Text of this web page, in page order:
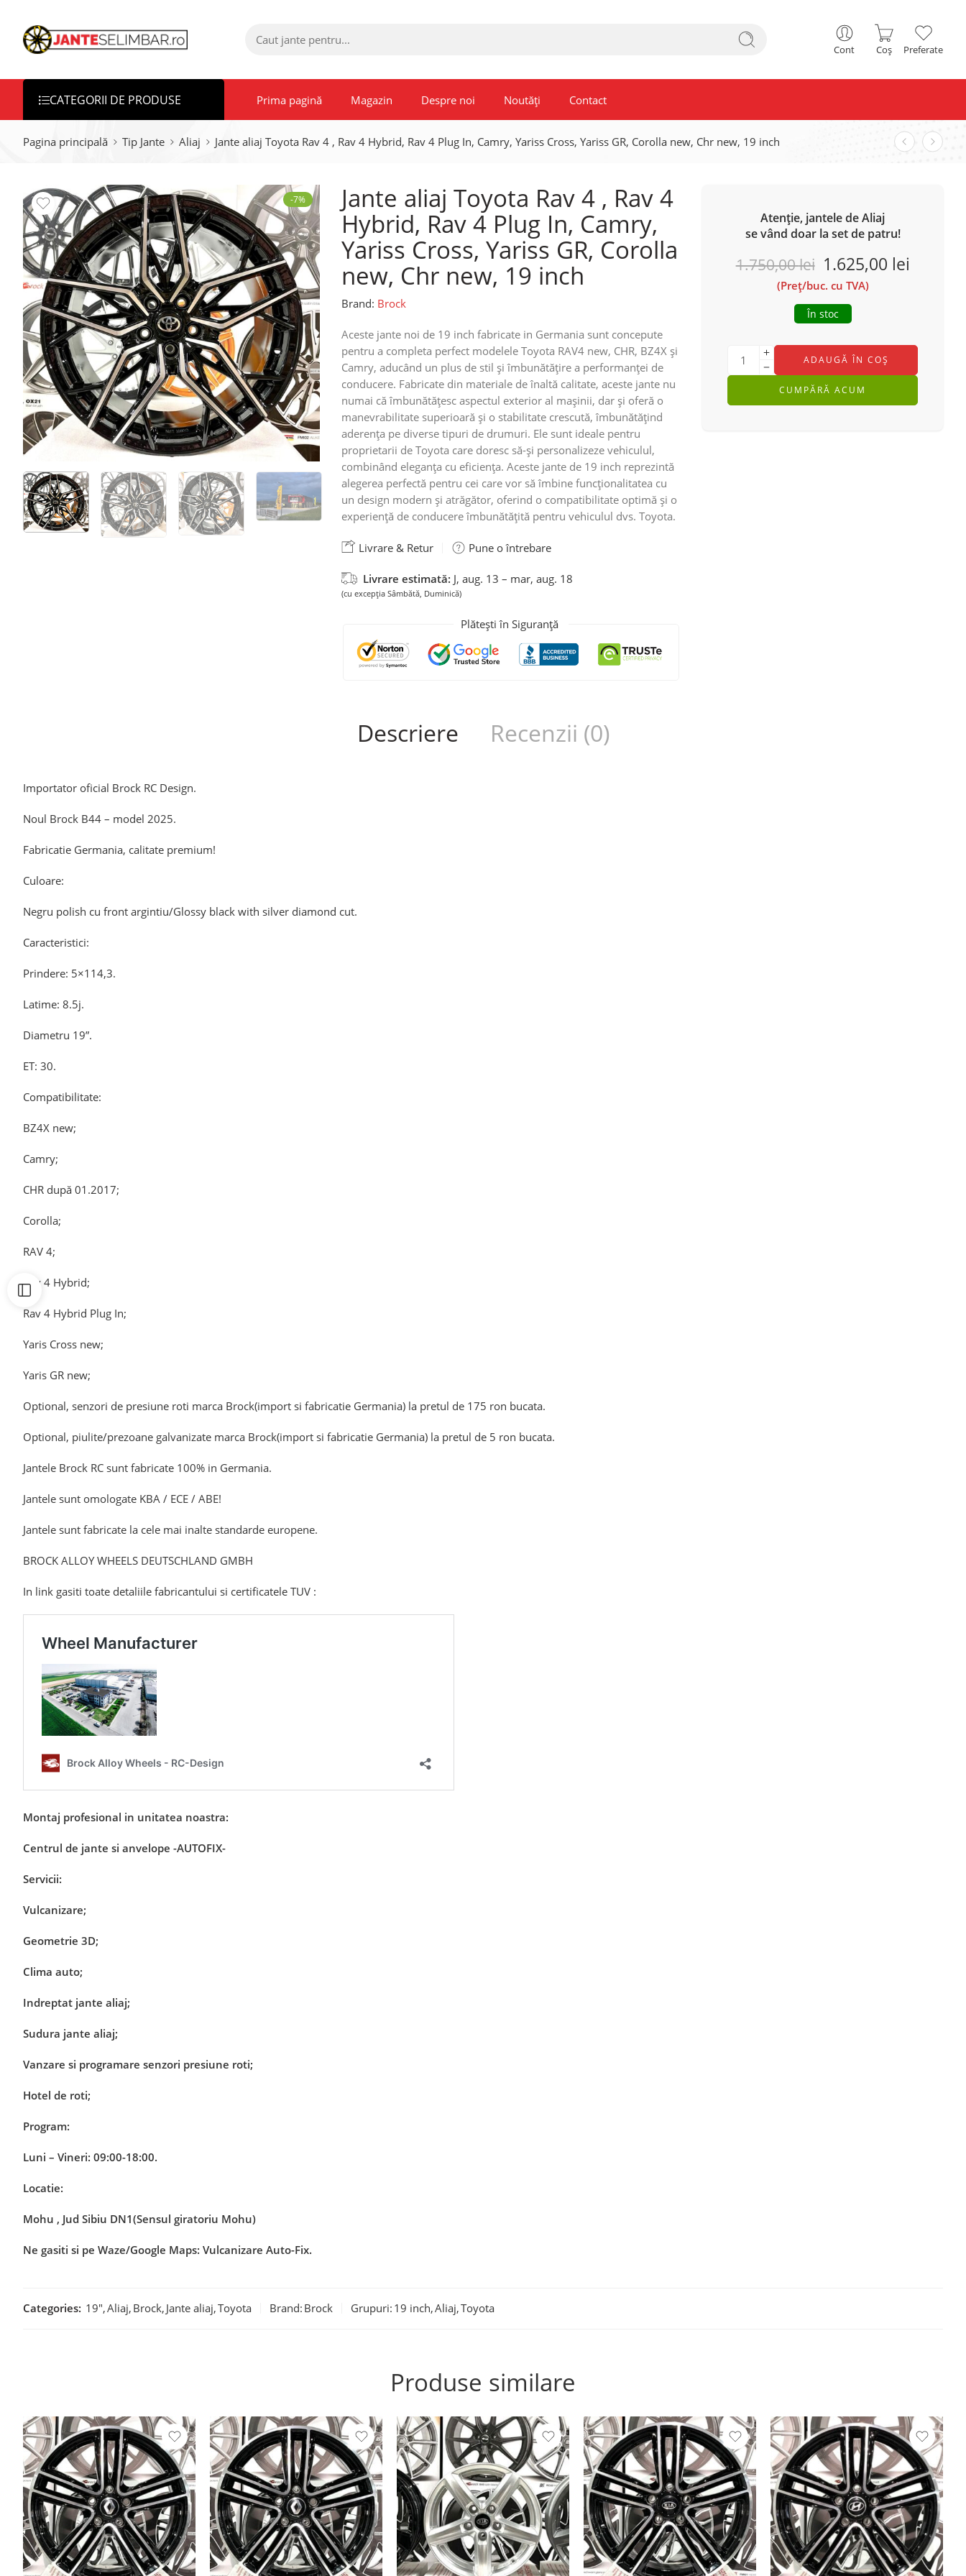
Cont Coș Preferate
CATEGORII DE PRODUSE Prima pagină Magazin Despre noi Noutăți Contact
Pagina principală Tip Jante Aliaj Jante aliaj Toyota Rav 4 , Rav 4 Hybrid, Rav 4 Plug In, Camry, Yariss Cross, Yariss GR, Corolla new, Chr new, 19 inch
-7% Jante aliaj Toyota Rav 4 , Rav 4
Hybrid, Rav 4 Plug In, Camry,
Yariss Cross, Yariss GR, Corolla
new, Chr new, 19 inch
Brand: Brock
Aceste jante noi de 19 inch fabricate in Germania sunt concepute
pentru a completa perfect modelele Toyota RAV4 new, CHR, BZ4X și
Camry, aducând un plus de stil și îmbunătățire a performanței de
conducere. Fabricate din materiale de înaltă calitate, aceste jante nu
numai că îmbunătățesc aspectul exterior al mașinii, dar și oferă o
manevrabilitate superioară și o stabilitate crescută, îmbunătățind
aderența pe diverse tipuri de drumuri. Ele sunt ideale pentru
proprietarii de Toyota care doresc să-și personalizeze vehiculul,
combinând eleganța cu eficiența. Aceste jante de 19 inch reprezintă
alegerea perfectă pentru cei care vor să îmbine funcționalitatea cu
un design modern și atrăgător, oferind o compatibilitate optimă și o
experiență de conducere îmbunătățită pentru vehiculul dvs. Toyota.
Livrare & Retur Pune o întrebare
Livrare estimată: J, aug. 13 – mar, aug. 18
(cu excepția Sâmbătă, Duminică)
Plătești în Siguranță
Atenție, jantele de Aliaj
se vând doar la set de patru!
1.750,00lei 1.625,00 lei
(Preț/buc. cu TVA)
În stoc
ADAUGĂ ÎN COȘ
CUMPĂRĂ ACUM
Descriere Recenzii (0)
Importator oficial Brock RC Design.
Noul Brock B44 – model 2025.
Fabricatie Germania, calitate premium!
Culoare:
Negru polish cu front argintiu/Glossy black with silver diamond cut.
Caracteristici:
Prindere: 5×114,3.
Latime: 8.5j.
Diametru 19”.
ET: 30.
Compatibilitate:
BZ4X new;
Camry;
CHR după 01.2017;
Corolla;
RAV 4;
Rav 4 Hybrid;
Rav 4 Hybrid Plug In;
Yaris Cross new;
Yaris GR new;
Optional, senzori de presiune roti marca Brock(import si fabricatie Germania) la pretul de 175 ron bucata.
Optional, piulite/prezoane galvanizate marca Brock(import si fabricatie Germania) la pretul de 5 ron bucata.
Jantele Brock RC sunt fabricate 100% in Germania.
Jantele sunt omologate KBA / ECE / ABE!
Jantele sunt fabricate la cele mai inalte standarde europene.
BROCK ALLOY WHEELS DEUTSCHLAND GMBH
In link gasiti toate detaliile fabricantului si certificatele TUV :
Montaj profesional in unitatea noastra:
Centrul de jante si anvelope -AUTOFIX-
Servicii:
Vulcanizare;
Geometrie 3D;
Clima auto;
Indreptat jante aliaj;
Sudura jante aliaj;
Vanzare si programare senzori presiune roti;
Hotel de roti;
Program:
Luni – Vineri: 09:00-18:00.
Locatie:
Mohu , Jud Sibiu DN1(Sensul giratoriu Mohu)
Ne gasiti si pe Waze/Google Maps: Vulcanizare Auto-Fix.
Categories: 19",Aliaj, Brock, Jante aliaj,Toyota Brand: Brock Grupuri: 19 inch,Aliaj,Toyota
Produse similare